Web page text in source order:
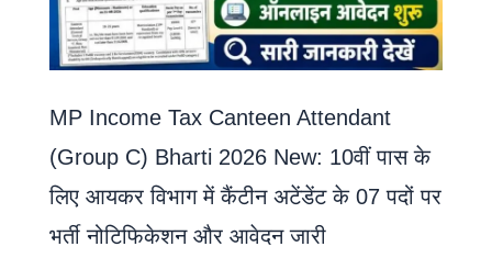
MP Income Tax Canteen Attendant
(Group C) Bharti 2026 New: 10वीं पास के
लिए आयकर विभाग में कैंटीन अटेंडेंट के 07 पदों पर
भर्ती नोटिफिकेशन और आवेदन जारी